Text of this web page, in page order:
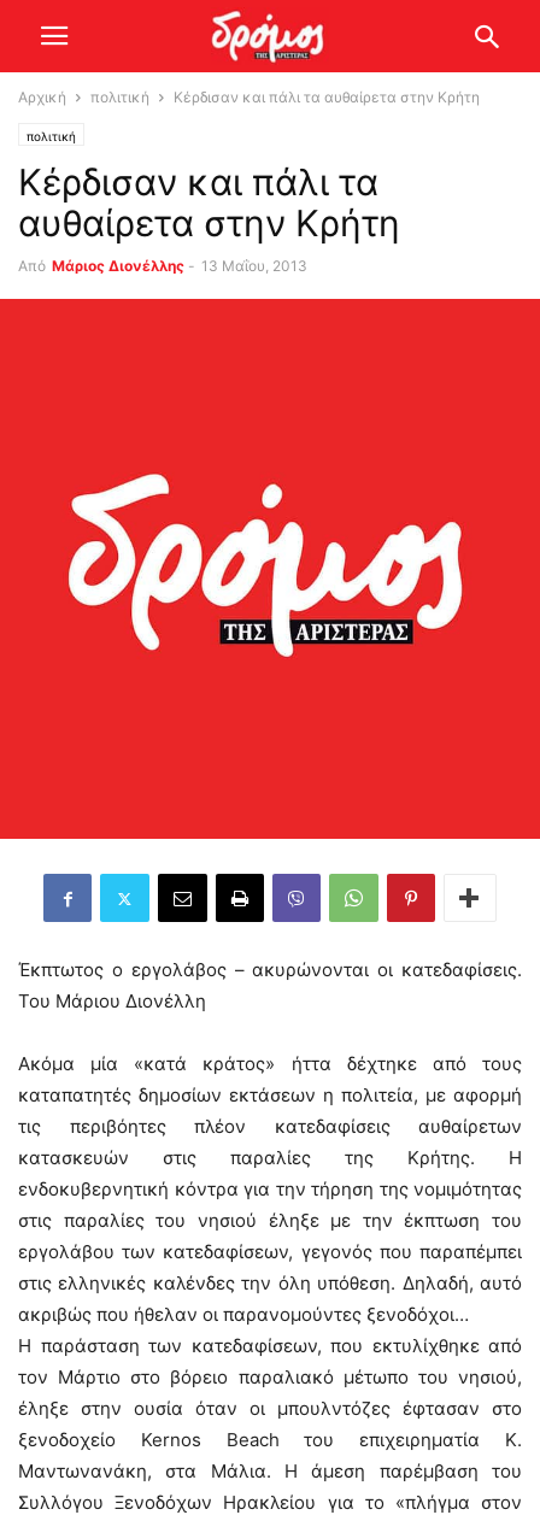
Αρχική πολιτική Κέρδισαν και πάλι τα αυθαίρετα στην Κρήτη
πολιτική
Κέρδισαν και πάλι τα
αυθαίρετα στην Κρήτη
Από Μάριος Διονέλλης - 13 Μαΐου, 2013
Έκπτωτος ο εργολάβος – ακυρώνονται οι κατεδαφίσεις.
Του Μάριου Διονέλλη
Ακόμα μία «κατά κράτος» ήττα δέχτηκε από τους
καταπατητές δημοσίων εκτάσεων η πολιτεία, με αφορμή
τις περιβόητες πλέον κατεδαφίσεις αυθαίρετων
κατασκευών στις παραλίες της Κρήτης. Η
ενδοκυβερνητική κόντρα για την τήρηση της νομιμότητας
στις παραλίες του νησιού έληξε με την έκπτωση του
εργολάβου των κατεδαφίσεων, γεγονός που παραπέμπει
στις ελληνικές καλένδες την όλη υπόθεση. Δηλαδή, αυτό
ακριβώς που ήθελαν οι παρανομούντες ξενοδόχοι…
Η παράσταση των κατεδαφίσεων, που εκτυλίχθηκε από
τον Μάρτιο στο βόρειο παραλιακό μέτωπο του νησιού,
έληξε στην ουσία όταν οι μπουλντόζες έφτασαν στο
ξενοδοχείο Kernos Beach του επιχειρηματία Κ.
Μαντωνανάκη, στα Μάλια. Η άμεση παρέμβαση του
Συλλόγου Ξενοδόχων Ηρακλείου για το «πλήγμα στον